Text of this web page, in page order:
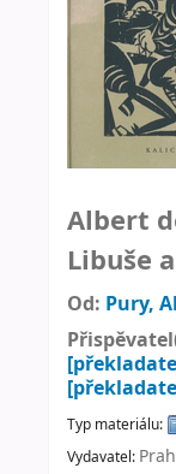
Albert
Libuše
Od: Pury,
Typ materiálu:
Vydavatel: